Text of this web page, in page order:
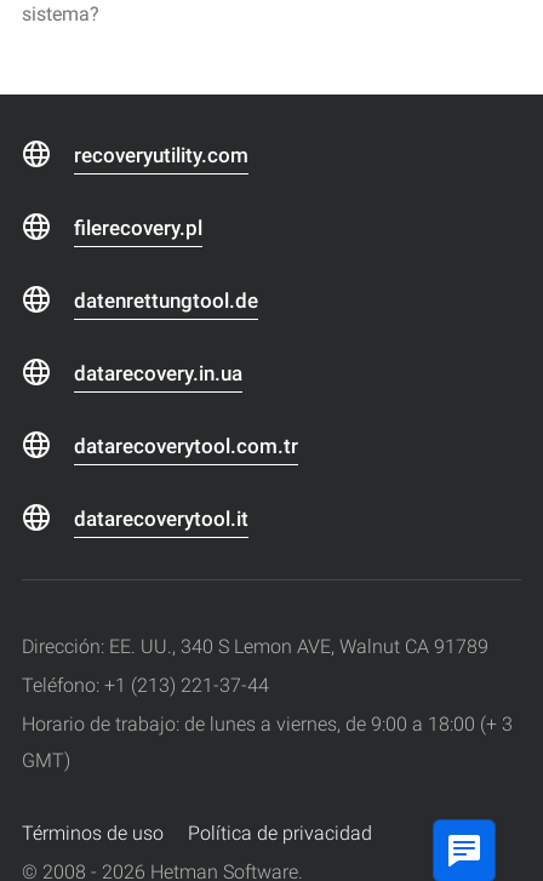
sistema?
recoveryutility.com
filerecovery.pl
datenrettungtool.de
datarecovery.in.ua
datarecoverytool.com.tr
datarecoverytool.it
Dirección: EE. UU., 340 S Lemon AVE, Walnut CA 91789
Teléfono: +1 (213) 221-37-44
Horario de trabajo: de lunes a viernes, de 9:00 a 18:00 (+ 3
GMT)
Términos de uso
Política de privacidad
© 2008 - 2026 Hetman Software.